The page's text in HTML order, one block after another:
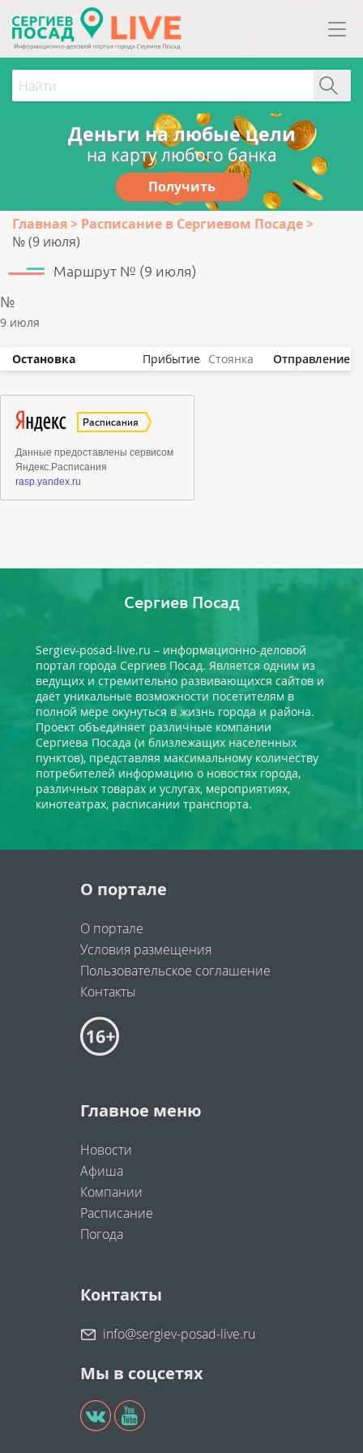
Деньги на любые цели
на карту любого банка
Получить
Главная
Расписание в Сергиевом Посаде
№ (9 июля)
Маршрут № (9 июля)
№
9 июля
Остановка Прибытие Стоянка Отправление
Сергиев Посад
Sergiev-posad-live.ru – информационно-деловой
портал города Сергиев Посад. Является одним из
ведущих и стремительно развивающихся сайтов и
даёт уникальные возможности посетителям в
полной мере окунуться в жизнь города и района.
Проект объединяет различные компании
Сергиева Посада (и близлежащих населенных
пунктов), представляя максимальному количеству
потребителей информацию о новостях города,
различных товарах и услугах, мероприятиях,
кинотеатрах, расписании транспорта.
О портале
О портале
Условия размещения
Пользовательское соглашение
Контакты
Главное меню
Новости
Афиша
Компании
Расписание
Погода
Контакты
info@sergiev-posad-live.ru
Мы в соцсетях